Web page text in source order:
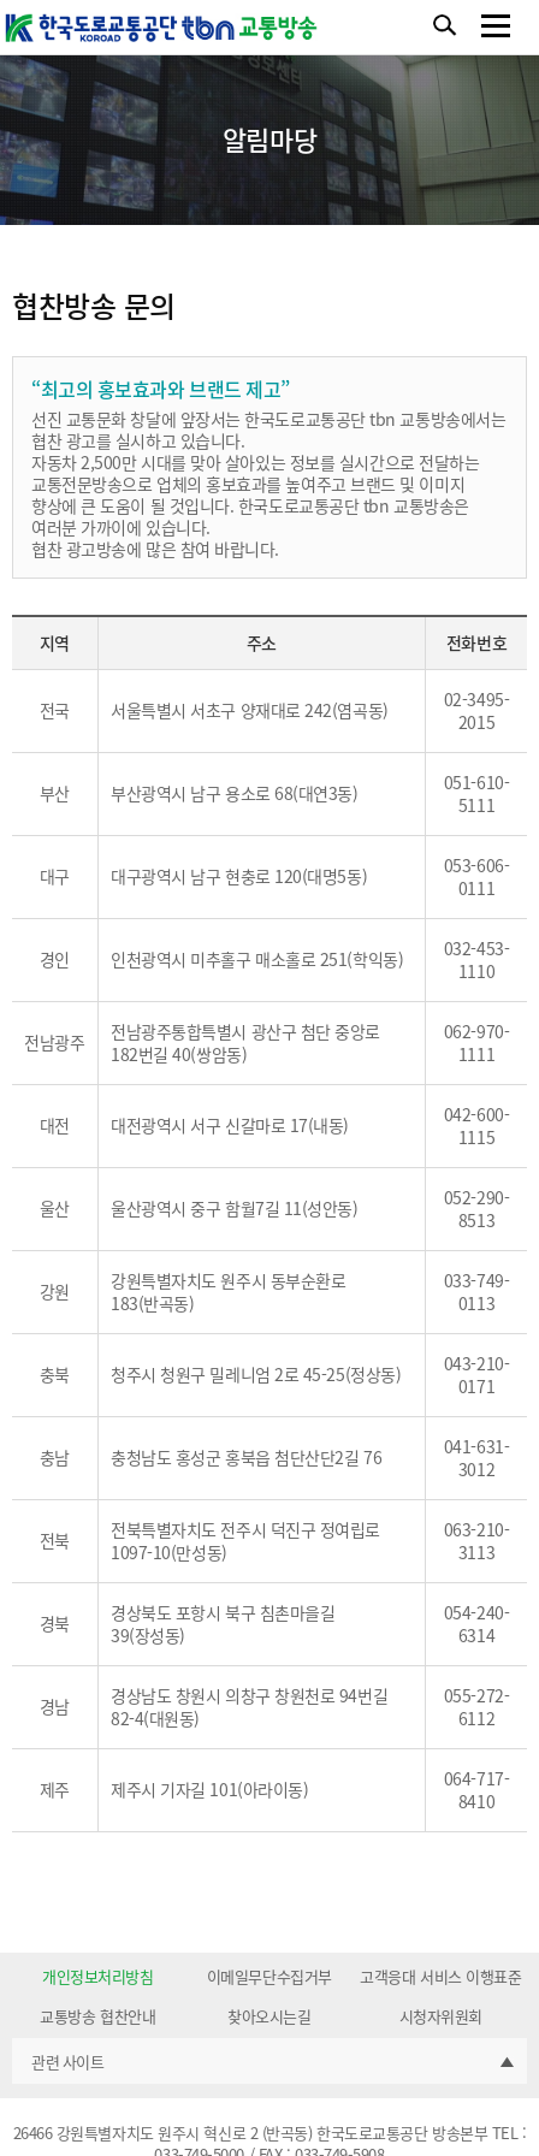
알림마당
협찬방송 문의
“최고의 홍보효과와 브랜드 제고”
선진 교통문화 창달에 앞장서는 한국도로교통공단 tbn 교통방송에서는
협찬 광고를 실시하고 있습니다.
자동차 2,500만 시대를 맞아 살아있는 정보를 실시간으로 전달하는
교통전문방송으로 업체의 홍보효과를 높여주고 브랜드 및 이미지
향상에 큰 도움이 될 것입니다. 한국도로교통공단 tbn 교통방송은
여러분 가까이에 있습니다.
협찬 광고방송에 많은 참여 바랍니다.
지역 주소 전화번호
전국 서울특별시 서초구 양재대로 242(염곡동)
02-3495-
2015
부산 부산광역시 남구 용소로 68(대연3동)
051-610-
5111
대구 대구광역시 남구 현충로 120(대명5동)
053-606-
0111
경인 인천광역시 미추홀구 매소홀로 251(학익동)
032-453-
1110
전남광주
전남광주통합특별시 광산구 첨단 중앙로
182번길 40(쌍암동)
062-970-
1111
대전 대전광역시 서구 신갈마로 17(내동)
042-600-
1115
울산 울산광역시 중구 함월7길 11(성안동)
052-290-
8513
강원
강원특별자치도 원주시 동부순환로
183(반곡동)
033-749-
0113
충북 청주시 청원구 밀레니엄 2로 45-25(정상동)
043-210-
0171
충남 충청남도 홍성군 홍북읍 첨단산단2길 76
041-631-
3012
전북
전북특별자치도 전주시 덕진구 정여립로
1097-10(만성동)
063-210-
3113
경북
경상북도 포항시 북구 침촌마을길
39(장성동)
054-240-
6314
경남
경상남도 창원시 의창구 창원천로 94번길
82-4(대원동)
055-272-
6112
제주 제주시 기자길 101(아라이동)
064-717-
8410
개인정보처리방침 이메일무단수집거부
고객응대 서비스 이행표준
교통방송 협찬안내
찾아오시는길
시청자위원회
관련 사이트
26466 강원특별자치도 원주시 혁신로 2 (반곡동) 한국도로교통공단 방송본부 TEL :